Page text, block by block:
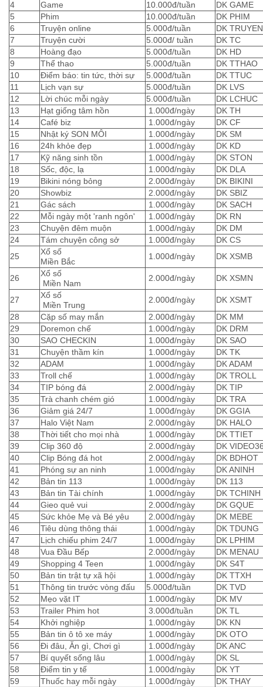
4
Game 10.000đ/tuần
DK GAME
5
Phim 10.000đ/tuần
DK PHIM
6
Truyện online 5.000đ/tuần
DK TRUYEN
7
Truyện cười 5.000đ/ tuần
DK TC
8
Hoàng đạo 5.000đ/tuần
DK HD
9
Thể thao 5.000đ/tuần
DK TTHAO
10
Điểm báo: tin tức, thời sự 5.000đ/tuần
DK TTUC
11
Lịch vạn sự 5.000đ/tuần
DK LVS
12
Lời chúc mỗi ngày 5.000đ/tuần
DK LCHUC
13
Hạt giống tâm hồn 1.000đ/ngày
DK TH
14
Café biz 1.000đ/ngày
DK CF
15
Nhật ký SON MÔI 1.000đ/ngày
DK SM
16
24h khỏe đẹp 1.000đ/ngày
DK KD
17
Kỹ năng sinh tồn 1.000đ/ngày
DK STON
18
Sốc, độc, lạ 1.000đ/ngày
DK DLA
19
Bikini nóng bỏng 2.000đ/ngày
DK BIKINI
20
Showbiz 2.000đ/ngày
DK SBIZ
21
Gác sách 1.000đ/ngày
DK SACH
22
Mỗi ngày một 'ranh ngôn' 1.000đ/ngày
DK RN
23
Chuyện đêm muộn 1.000đ/ngày
DK DM
24
Tám chuyện công sở 1.000đ/ngày
DK CS
25
Xổ số
Miền Bắc
1.000đ/ngày DK XSMB
26
Xổ số
Miền Nam
2.000đ/ngày DK XSMN
27
Xổ số
Miền Trung
2.000đ/ngày
DK XSMT
28
Cặp số may mắn 2.000đ/ngày
DK MM
29
Doremon chế 1.000đ/ngày
DK DRM
30
SAO CHECKIN 1.000đ/ngày
DK SAO
31
Chuyện thầm kín 1.000đ/ngày
DK TK
32
ADAM 1.000đ/ngày
DK ADAM
33
Troll chế 1.000đ/ngày
DK TROLL
34
TIP bóng đá 2.000đ/ngày
DK TIP
35
Trà chanh chém gió 1.000đ/ngày
DK TRA
36
Giảm giá 24/7 1.000đ/ngày
DK GGIA
37
Halo Việt Nam 2.000đ/ngày
DK HALO
38
Thời tiết cho mọi nhà 1.000đ/ngày
DK TTIET
39
Clip 360 độ 2.000đ/ngày
DK
40
Clip Bóng đá hot 2.000đ/ngày
DK BDHOT
41
Phóng sự an ninh 1.000đ/ngày
DK ANINH
42
Bản tin 113 1.000đ/ngày
DK 113
43
Bản tin Tài chính 1.000đ/ngày
DK TCHINH
44
Gieo quẻ vui 2.000đ/ngày
DK GQUE
45
Sức khỏe Mẹ và Bé yêu 2.000đ/ngày
DK MEBE
46
Tiêu dùng thông thái 1.000đ/ngày
DK TDUNG
47
Lịch chiếu phim 24/7 1.000đ/ngày
DK LPHIM
48
Vua Đầu Bếp 2.000đ/ngày
DK MENAU
49
Shopping 4 Teen 1.000đ/ngày
DK S4T
50
Bản tin trật tự xã hội 1.000đ/ngày
DK TTXH
51
Thông tin trước vòng đấu 5.000đ/tuần
DK TVD
52
Mẹo vặt IT 1.000đ/ngày
DK MV
53
Trailer Phim hot 3.000đ/tuần
DK TL
54
Khởi nghiệp 1.000đ/ngày
DK KN
55
Bản tin ô tô xe máy 1.000đ/ngày
DK OTO
56
Đi đâu, Ăn gì, Chơi gì 1.000đ/ngày
DK ANC
57
Bí quyết sống lâu 1.000đ/ngày
DK SL
58
Điểm tin y tế 1.000đ/ngày
DK YT
59
Thuốc hay mỗi ngày 1.000đ/ngày
DK THAY